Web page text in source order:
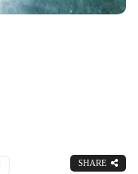
SHARE